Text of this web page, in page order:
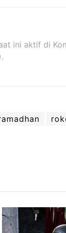
ini aktif di